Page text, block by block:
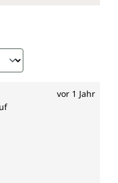
vor 1 Jahr
5 von 5 Sternen